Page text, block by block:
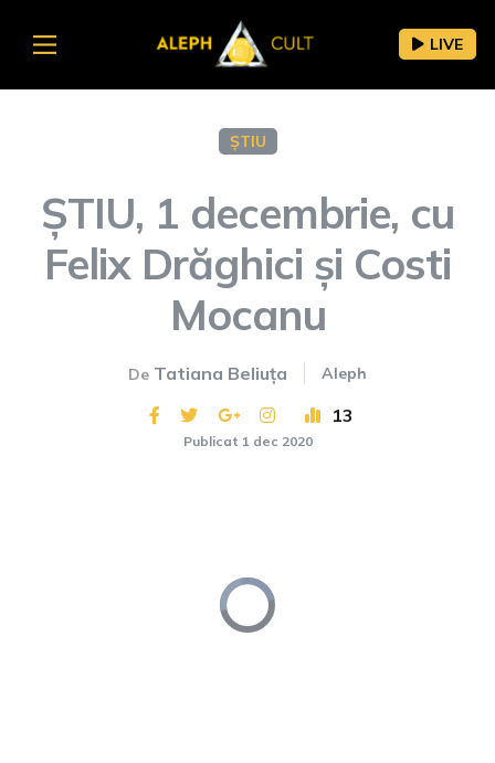
LIVE
ȘTIU
ȘTIU, 1 decembrie, cu
Felix Drăghici și Costi
Mocanu
De Tatiana Beliuța Aleph
13
Publicat 1 dec 2020
Video
Player
is
loading.